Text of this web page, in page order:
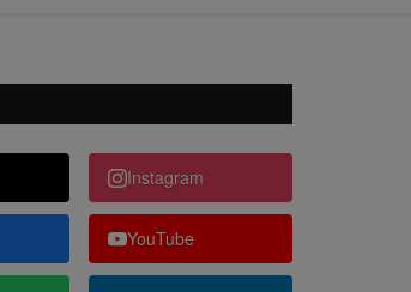
Instagram
YouTube